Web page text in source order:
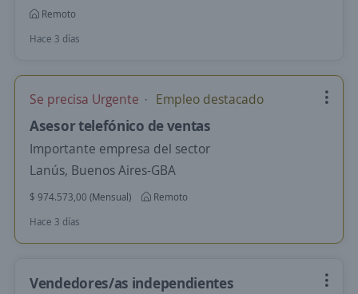
Remoto
Hace 3 días
Se precisa Urgente Empleo destacado
Asesor telefónico de ventas
Importante empresa del sector
Lanús, Buenos Aires-GBA
$ 974.573,00 (Mensual)
Remoto
Hace 3 días
Vendedores/as independientes